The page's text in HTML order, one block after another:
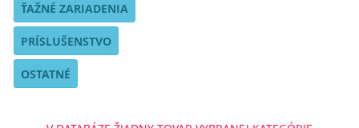
ŤAŽNÉ ZARIADENIA
PRÍSLUŠENSTVO
OSTATNÉ